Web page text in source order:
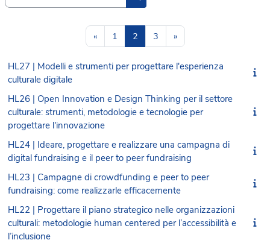
Cerca corsi
«Pagina precedente
1 Pagina 1
2Pagina 2
3Pagina 3
»Pagina successiva
HL27 | Modelli e strumenti per progettare l'esperienza
culturale digitale
HL26 | Open Innovation e Design Thinking per il settore
culturale: strumenti, metodologie e tecnologie per
progettare l'innovazione
HL24 | Ideare, progettare e realizzare una campagna di
digital fundraising e il peer to peer fundraising
HL23 | Campagne di crowdfunding e peer to peer
fundraising: come realizzarle efficacemente
HL22 | Progettare il piano strategico nelle organizzazioni
culturali: metodologie human centered per l’accessibilità e
l’inclusione